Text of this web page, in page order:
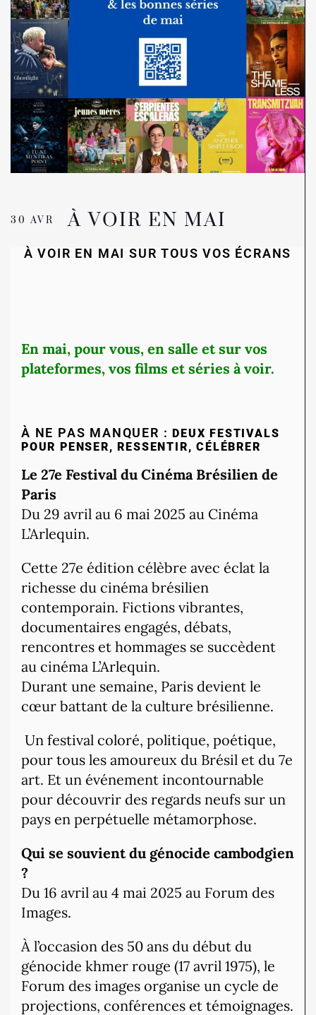
30 AVR À VOIR EN MAI
À VOIR EN MAI SUR TOUS VOS ÉCRANS
En mai, pour vous, en salle et sur vos
plateformes, vos films et séries à voir.
À NE PAS MANQUER :DEUX FESTIVALS
POUR PENSER, RESSENTIR, CÉLÉBRER
Le 27e Festival du Cinéma Brésilien de
Paris
Du 29 avril au 6 mai 2025 au Cinéma
L’Arlequin.
Cette 27e édition célèbre avec éclat la
richesse du cinéma brésilien
contemporain. Fictions vibrantes,
documentaires engagés, débats,
rencontres et hommages se succèdent
au cinéma L’Arlequin.
Durant une semaine, Paris devient le
cœur battant de la culture brésilienne.
Un festival coloré, politique, poétique,
pour tous les amoureux du Brésil et du 7e
art. Et un événement incontournable
pour découvrir des regards neufs sur un
pays en perpétuelle métamorphose.
Qui se souvient du génocide cambodgien
?
Du 16 avril au 4 mai 2025 au Forum des
Images.
À l’occasion des 50 ans du début du
génocide khmer rouge (17 avril 1975), le
Forum des images organise un cycle de
projections, conférences et témoignages.